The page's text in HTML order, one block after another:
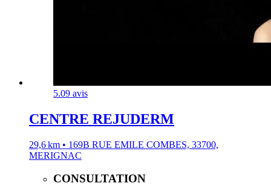
5.09 avis
CENTRE REJUDERM
29,6 km • 169B RUE EMILE COMBES, 33700,
MERIGNAC
CONSULTATION